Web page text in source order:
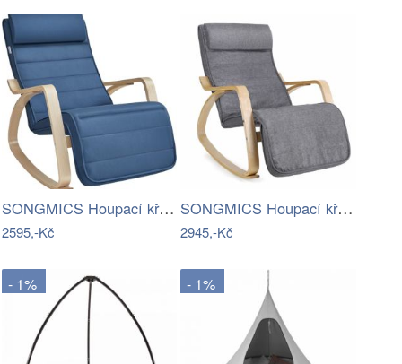
SONGMICS Houpací křeslo Brenda modré
2595,-Kč
SONGMICS Houpací křeslo Ben světle šedé
2945,-Kč
- 1% - 1%